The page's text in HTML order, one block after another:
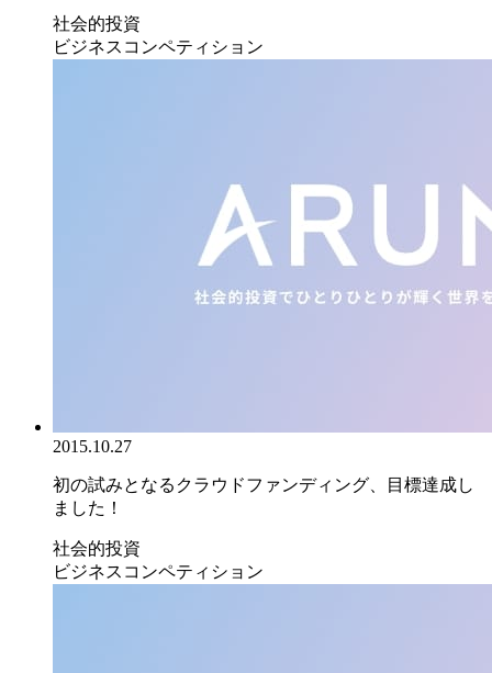
社会的投資
ビジネスコンペティション
2015.10.27
初の試みとなるクラウドファンディング、目標達成し
ました！
社会的投資
ビジネスコンペティション